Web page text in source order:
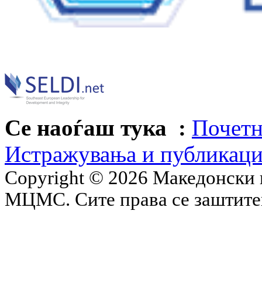
Се наоѓаш тука :
Истражувања и
Copyright © 2026 Македонски
МЦМС. Сите права се